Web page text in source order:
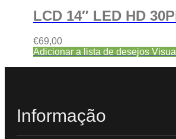
LCD 14″ LED HD
€69,00
Adicionar a lista de desejos
Informação